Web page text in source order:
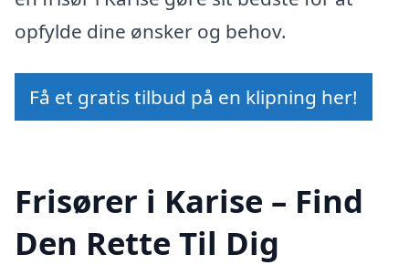
opfylde dine ønsker og behov.
Få et gratis tilbud på en klipning her!
Frisører i Karise – Find
Den Rette Til Dig